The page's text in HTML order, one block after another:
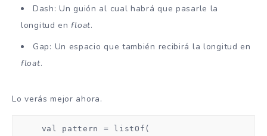
Dash: Un guión al cual habrá que pasarle la
longitud enfloat.
Gap: Un espacio que también recibirá la longitud en
float.
Lo verás mejor ahora.
     val pattern = listOf(